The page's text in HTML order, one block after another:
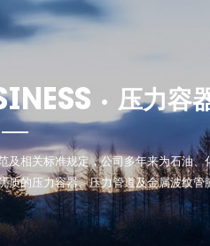
· 压力容
相关标准规定，公司多年来为石油
质的压力容器、压力管道及金属波纹管